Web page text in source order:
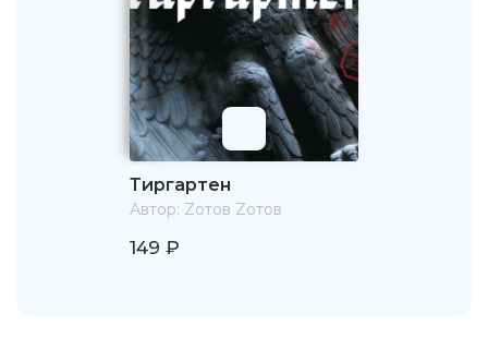
Тиргартен
Автор: Zотов Zотов
149 ₽